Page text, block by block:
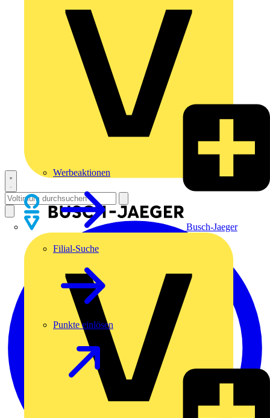
Busch-Jaeger
Werbeaktionen
Filial-Suche
Punkte einlösen